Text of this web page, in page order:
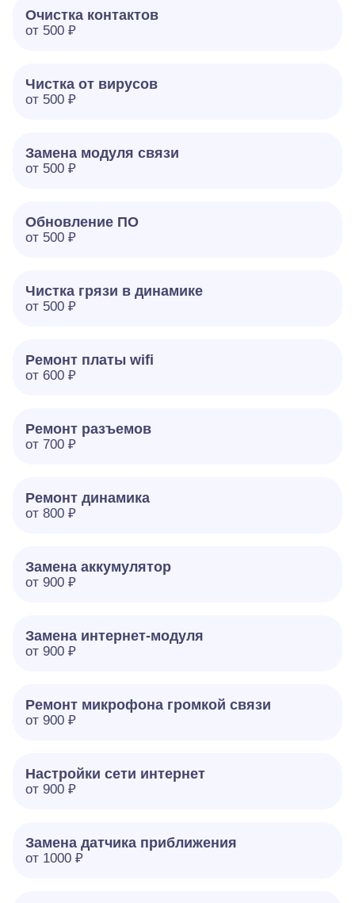
Очистка контактов
от 500 ₽
Чистка от вирусов
от 500 ₽
Замена модуля связи
от 500 ₽
Обновление ПО
от 500 ₽
Чистка грязи в динамике
от 500 ₽
Ремонт платы wifi
от 600 ₽
Ремонт разъемов
от 700 ₽
Ремонт динамика
от 800 ₽
Замена аккумулятор
от 900 ₽
Замена интернет-модуля
от 900 ₽
Ремонт микрофона громкой связи
от 900 ₽
Настройки сети интернет
от 900 ₽
Замена датчика приближения
от 1000 ₽